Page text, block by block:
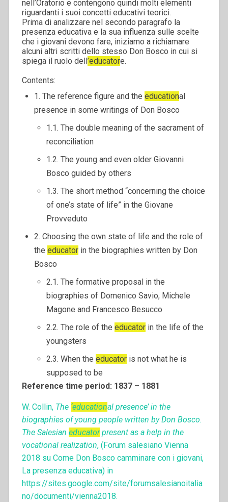
nell’Oratorio e contengono quindi molti elementi
riguardanti i suoi concetti educativi teorici.
Prima di analizzare nel secondo paragrafo la
presenza educativa e la sua influenza sulle scelte
che i giovani devono fare, iniziamo a richiamare
alcuni altri scritti dello stesso Don Bosco in cui si
spiega il ruolo dell ’educatore.
Contents:
1. The reference figure and the educational
presence in some writings of Don Bosco
1.1. The double meaning of the sacrament of
reconciliation
1.2. The young and even older Giovanni
Bosco guided by others
1.3. The short method “concerning the choice
of one’s state of life” in the Giovane
Provveduto
2. Choosing the own state of life and the role of
the educatorin the biographies written by Don
Bosco
2.1. The formative proposal in the
biographies of Domenico Savio, Michele
Magone and Francesco Besucco
2.2. The role of the educatorin the life of the
youngsters
2.3. When the educatoris not what he is
supposed to be
Reference time period: 1837 – 1881
W. Collin, The ‘educational presence’ in the
biographies of young people written by Don Bosco.
The Salesian educatorpresent as a help in the
vocational realization, (Forum salesiano Vienna
2018 su Come Don Bosco camminare con i giovani,
La presenza educativa) in
https://sites.google.com/site/forumsalesianoitalia
no/documenti/vienna2018.